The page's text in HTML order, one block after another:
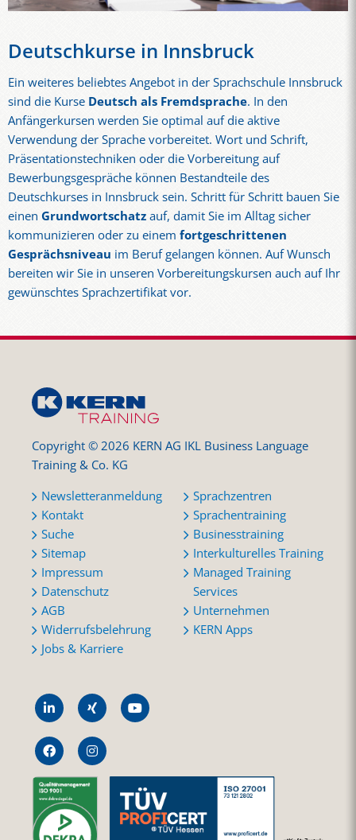
Deutschkurse in Innsbruck
Ein weiteres beliebtes Angebot in der Sprachschule Innsbruck
sind die Kurse Deutsch als Fremdsprache. In den
Anfängerkursen werden Sie optimal auf die aktive
Verwendung der Sprache vorbereitet. Wort und Schrift,
Präsentationstechniken oder die Vorbereitung auf
Bewerbungsgespräche können Bestandteile des
Deutschkurses in Innsbruck sein. Schritt für Schritt bauen Sie
einen Grundwortschatzauf, damit Sie im Alltag sicher
kommunizieren oder zu einem fortgeschrittenen
Gesprächsniveau im Beruf gelangen können. Auf Wunsch
bereiten wir Sie in unseren Vorbereitungskursen auch auf Ihr
gewünschtes Sprachzertifikat vor.
Copyright © 2026 KERN AG IKL Business Language
Training & Co. KG
Newsletteranmeldung
Kontakt
Suche
Sitemap
Impressum
Datenschutz
AGB
Widerrufsbelehrung
Jobs & Karriere
Sprachzentren
Sprachentraining
Businesstraining
Interkulturelles Training
Managed Training
Services
Unternehmen
KERN Apps